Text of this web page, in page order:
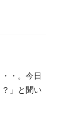
・。今日
」と聞い